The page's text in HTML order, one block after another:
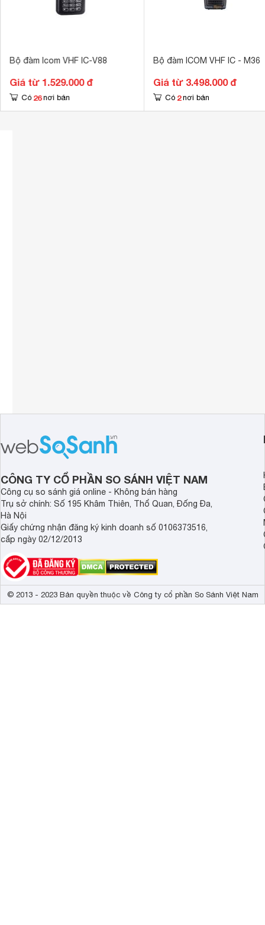
Bộ đàm Icom VHF IC-V88
Giá từ 1.529.000 đ
Có 26 nơi bán
Bộ đàm ICOM VHF IC - M36
Giá từ 3.498.000 đ
Có 2 nơi bán
CÔNG TY CỔ PHẦN SO SÁNH VIỆT NAM
Công cụ so sánh giá online - Không bán hàng
Trụ sở chính: Số 195 Khâm Thiên, Thổ Quan, Đống Đa,
Hà Nội
Giấy chứng nhận đăng ký kinh doanh số 0106373516,
cấp ngày 02/12/2013
© 2013 - 2023 Bản quyền thuộc về Công ty cổ phần So Sánh Việt Nam